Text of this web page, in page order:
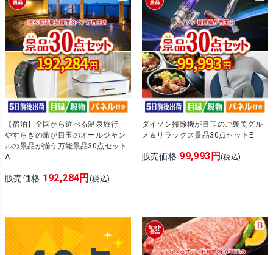
【宿泊】全国から選べる温泉旅行
やすらぎの旅が目玉のオールジャン
ルの景品が揃う万能景品30点セット
A
販売価格 192,284円 (税込)
ダイソン掃除機が目玉のご褒美グル
メ＆リラックス景品30点セットE
販売価格 99,993円(税込)